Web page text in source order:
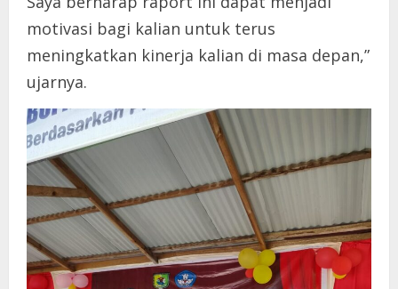
motivasi bagi kalian untuk terus
meningkatkan kinerja kalian di masa depan,”
ujarnya.